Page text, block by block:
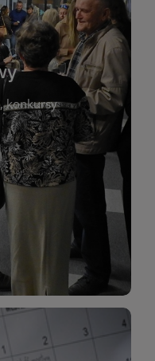
konkursy
zarówno
zbiory tematyczne.
o aktualnych
wystaw z
prace obejmują
i inne formy
wyjątkowa okazja
w przestrzeni
wszystkich